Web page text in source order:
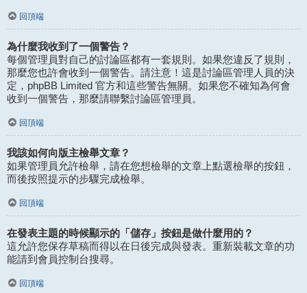
回頂端
為什麼我收到了一個警告？
每個管理員對自己的討論區都有一套規則。如果您違反了規則，
那麼您也許會收到一個警告。請注意！這是討論區管理人員的決
定，phpBB Limited 官方和這些警告無關。如果您不確知為何會
收到一個警告，那麼請聯繫討論區管理員。
回頂端
我該如何向版主檢舉文章？
如果管理員允許檢舉，請在您想檢舉的文章上點選檢舉的按鈕，
而後按照提示的步驟完成檢舉。
回頂端
在發表主題的時候顯示的「儲存」按鈕是做什麼用的？
這允許您保存草稿而得以在日後完成與發表。重新裝載文章的功
能請到會員控制台搜尋。
回頂端